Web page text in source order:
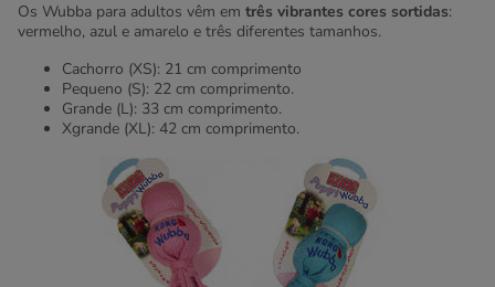
Os Wubba para adultos vêm em três vibrantes cores sortidas:
vermelho, azul e amarelo e três diferentes tamanhos.
Cachorro (XS): 21 cm comprimento
Pequeno (S): 22 cm comprimento.
Grande (L): 33 cm comprimento.
Xgrande (XL): 42 cm comprimento.